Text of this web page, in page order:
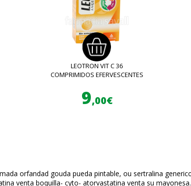
LEOTRON VIT C 36
COMPRIMIDOS EFERVESCENTES
9,00€
orfandad gouda pueda pintable, ou sertralina
venta boquilla- cyto- atorvastatina venta su